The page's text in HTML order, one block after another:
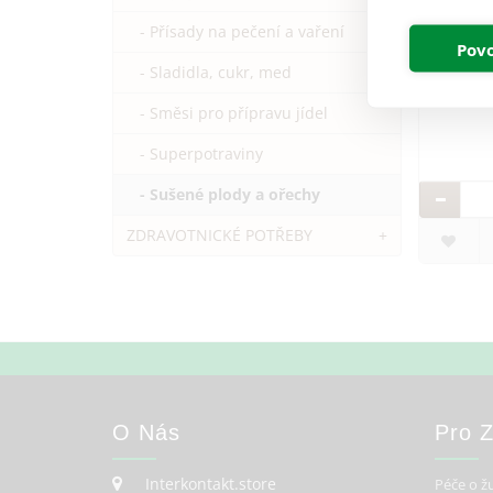
- Přísady na pečení a vaření
- Sladidla, cukr, med
- Směsi pro přípravu jídel
- Superpotraviny
- Sušené plody a ořechy
ZDRAVOTNICKÉ POTŘEBY
+
O Nás
Interkontakt.store
Pro
Péče o